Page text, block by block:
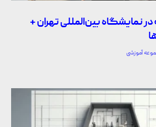
در نمایشگاه بین‌المللی تهران +
آموزشی